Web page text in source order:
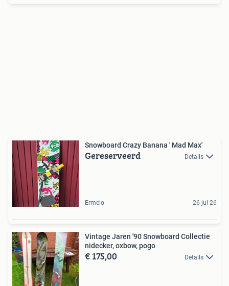
Snowboard Crazy Banana ' Mad Max'
Gereserveerd Details
Ermelo 26 jul 26
Vintage Jaren '90 Snowboard Collectie
nidecker, oxbow, pogo
€ 175,00 Details